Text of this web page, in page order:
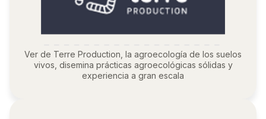
Ver de Terre Production, la agroecología de los suelos
vivos, disemina prácticas agroecológicas sólidas y
experiencia a gran escala